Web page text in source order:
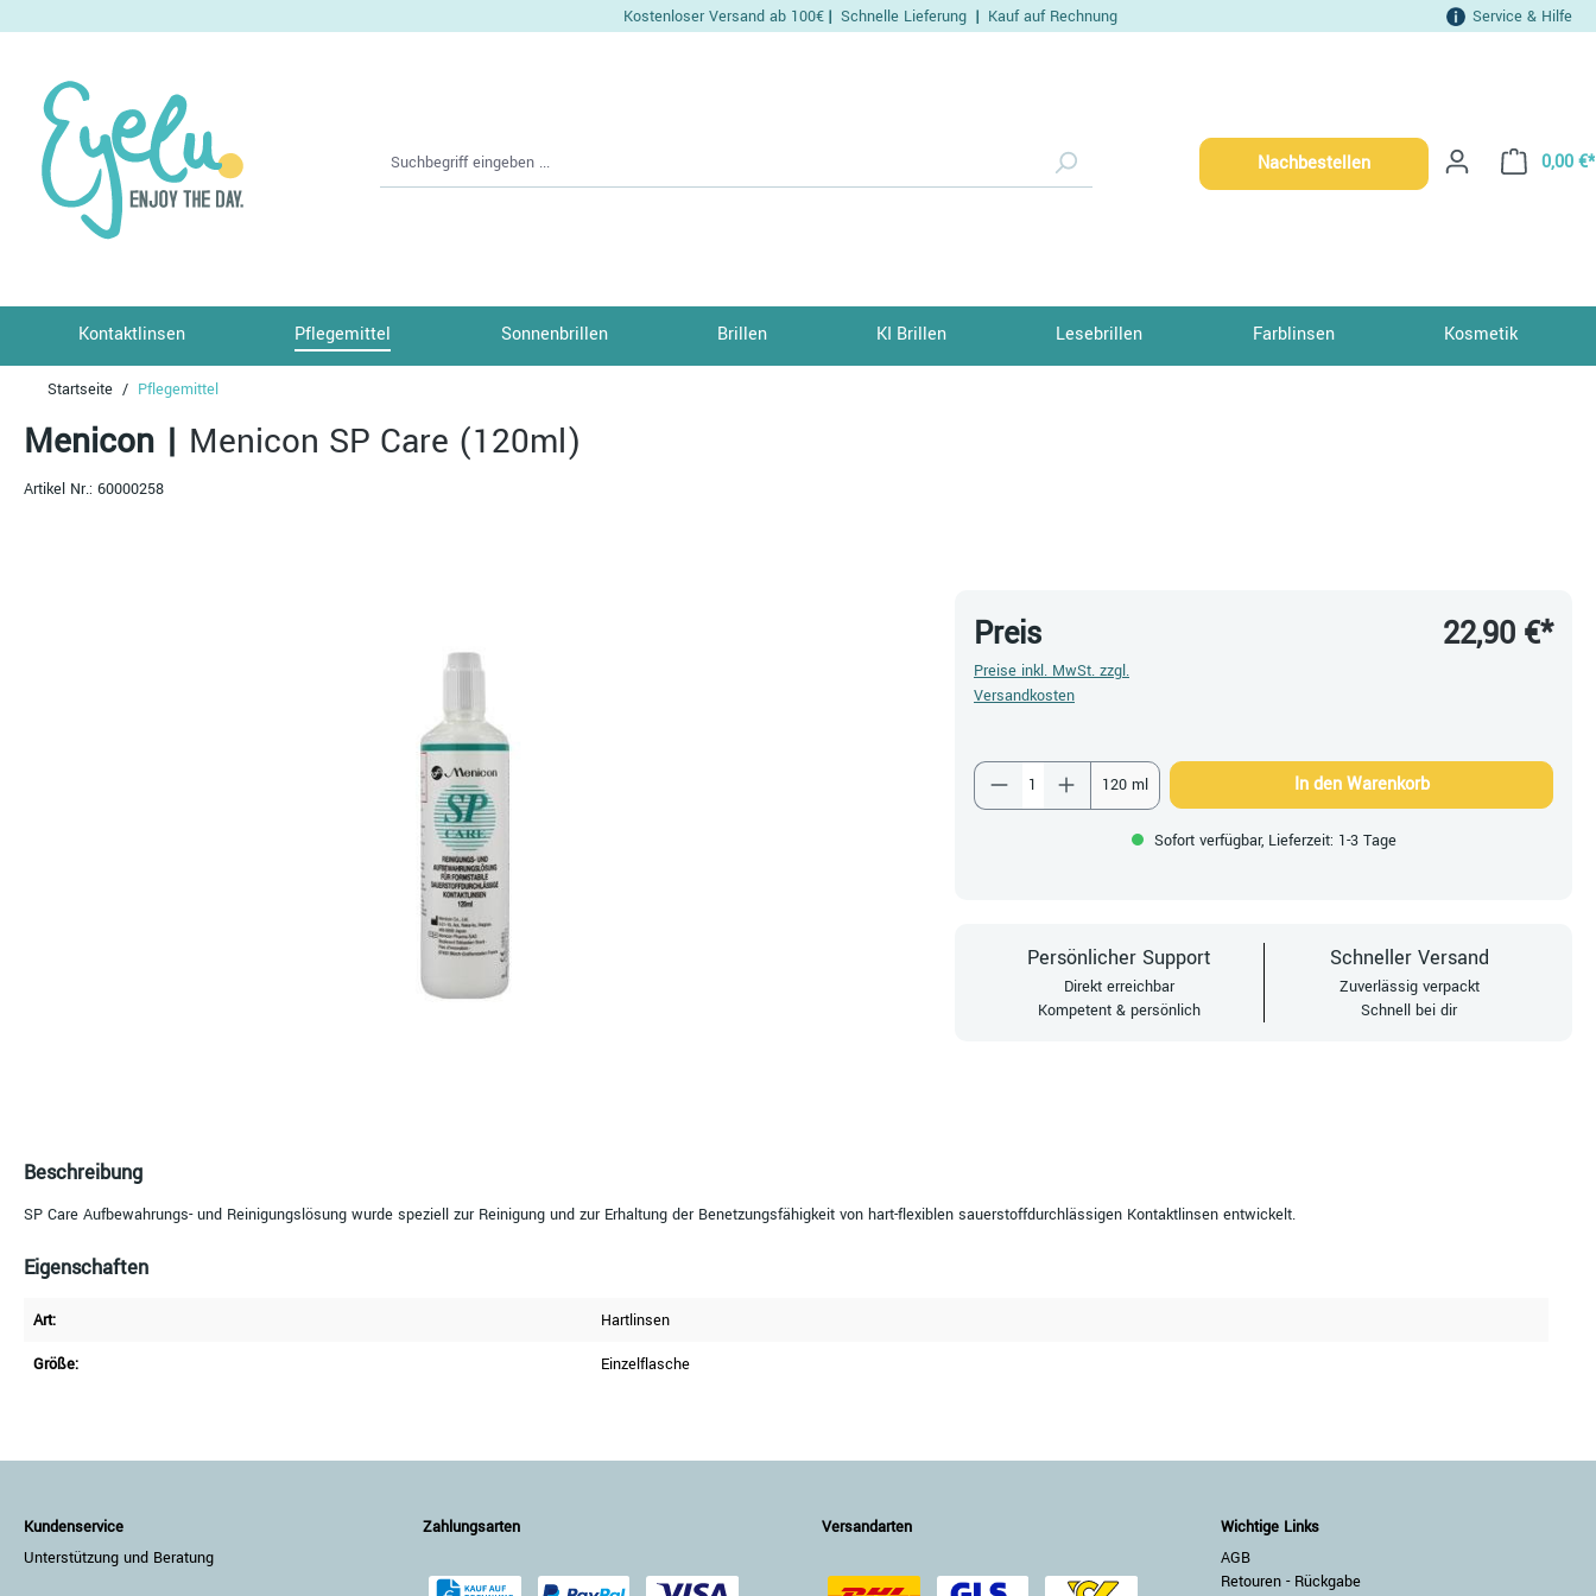
Kostenloser Versand ab 100€ | Schnelle Lieferung | Kauf auf Rechnung Service & Hilfe
0,00 €*
Nachbestellen
Kontaktlinsen Pflegemittel Sonnenbrillen Brillen KI Brillen Lesebrillen Farblinsen Kosmetik
Startseite Pflegemittel
Menicon | Menicon SP Care (120ml)
Artikel Nr.: 60000258
Preis
Preise inkl. MwSt. zzgl.
Versandkosten
22,90 €*
Produkt Anzahl: Gib den gewünschten Wert ein oder
120 ml In den Warenkorb
Sofort verfügbar, Lieferzeit: 1-3 Tage
Persönlicher Support
Direkt erreichbar
Kompetent & persönlich
Schneller Versand
Zuverlässig verpackt
Schnell bei dir
Beschreibung
SP Care Aufbewahrungs- und Reinigungslösung wurde speziell zur Reinigung und zur Erhaltung der Benetzungsfähigkeit von hart-flexiblen sauerstoffdurchlässigen Kontaktlinsen entwickelt.
Eigenschaften
Art:
Hartlinsen
Größe:
Einzelflasche
Kundenservice
Unterstützung und Beratung
Zahlungsarten Versandarten
Wichtige Links
AGB
Retouren - Rückgabe